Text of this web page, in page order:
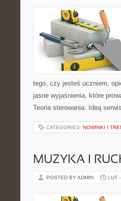
tego, czy jesteś uczniem,
jasne wyjaśnienia, które
Teoria sterowania. Ideą
CATEGORIES: NOWINKI I
MUZYKA I
POSTED BY ADMIN LUT